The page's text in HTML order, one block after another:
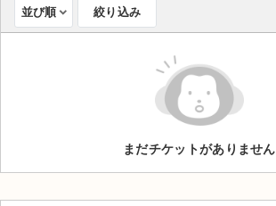
取扱チケット
ライブ・コンサート（国内）
ライブ・コンサート（海外）
スポーツ
並び順 絞り込み
まだチケットがありません